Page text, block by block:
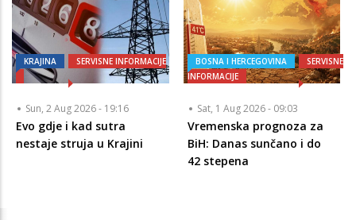
KRAJINA SERVISNE INFORMACIJE
Sun, 2 Aug 2026 - 19:16
Evo gdje i kad sutra
nestaje struja u Krajini
BOSNA I HERCEGOVINA
SERVISNE
INFORMACIJE
Sat, 1 Aug 2026 - 09:03
Vremenska prognoza za
BiH: Danas sunčano i do
42 stepena